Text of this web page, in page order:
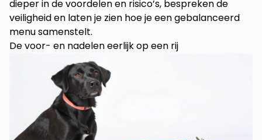
dieper in de voordelen en risico’s, bespreken de
veiligheid en laten je zien hoe je een gebalanceerd
menu samenstelt.
De voor- en nadelen eerlijk op een rij